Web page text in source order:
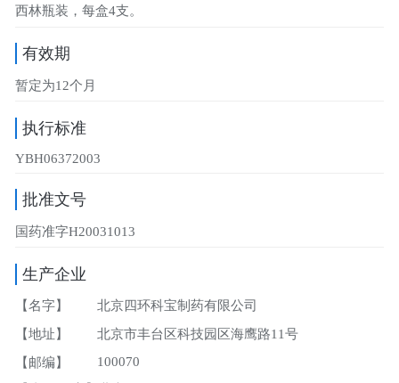
西林瓶装，每盒4支。
有效期
暂定为12个月
执行标准
YBH06372003
批准文号
国药准字H20031013
生产企业
【名字】
北京四环科宝制药有限公司
【地址】
北京市丰台区科技园区海鹰路11号
【邮编】
100070